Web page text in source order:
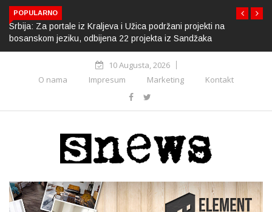
POPULARNO
Srbija: Za portale iz Kraljeva i Užica podržani projekti na
bosanskom jeziku, odbijena 22 projekta iz Sandžaka
10 Augusta, 2026
O nama
Impresum Marketing Kontakt